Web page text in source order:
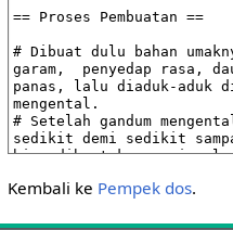
Kembali ke Pempek dos.